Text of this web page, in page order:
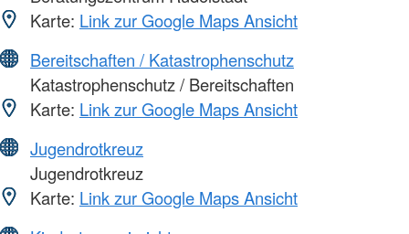
Karte: Link zur Google Maps Ansicht
Bereitschaften / Katastrophenschutz
Katastrophenschutz / Bereitschaften
Karte: Link zur Google Maps Ansicht
Jugendrotkreuz
Jugendrotkreuz
Karte: Link zur Google Maps Ansicht